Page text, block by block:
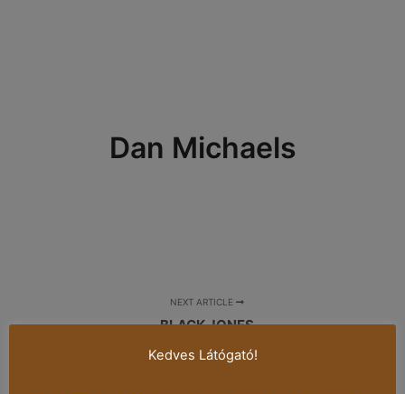
Dan Michaels
NEXT ARTICLE
BLACK JONES
Kedves Látógató!